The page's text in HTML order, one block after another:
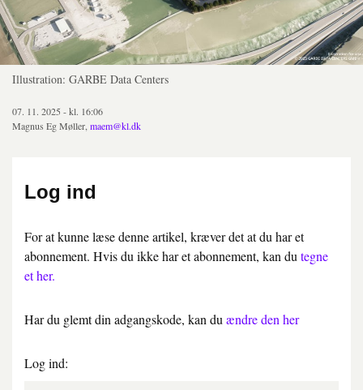
Illustration: GARBE Data Centers
07. 11. 2025 - kl. 16:06
Magnus Eg Møller, maem@kl.dk
Log ind
For at kunne læse denne artikel, kræver det at du har et
abonnement. Hvis du ikke har et abonnement, kan du tegne
et her.
Har du glemt din adgangskode, kan du ændre den her
Log ind: